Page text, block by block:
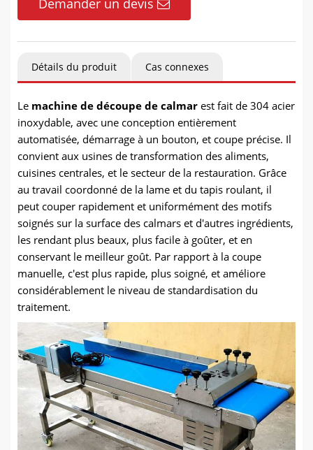
Demander un devis
Détails du produit Cas connexes
Le machine de découpe de calmar est fait de 304 acier
inoxydable, avec une conception entièrement
automatisée, démarrage à un bouton, et coupe précise. Il
convient aux usines de transformation des aliments,
cuisines centrales, et le secteur de la restauration. Grâce
au travail coordonné de la lame et du tapis roulant, il
peut couper rapidement et uniformément des motifs
soignés sur la surface des calmars et d'autres ingrédients,
les rendant plus beaux, plus facile à goûter, et en
conservant le meilleur goût. Par rapport à la coupe
manuelle, c'est plus rapide, plus soigné, et améliore
considérablement le niveau de standardisation du
traitement.